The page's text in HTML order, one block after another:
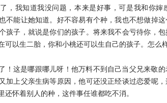
，我知道我没问题，本来是好事，可是我和你婶
不能让她知道。好不容易有个种，我也不想做掉
孩子，就说是你们的孩子。将来我不会亏待你，
可以生二胎，你和小桃还可以生自己的孩子。怎么
！这是哪跟哪儿呀！他万料不到自己当父兄来敬
加上父亲生病等原因，他可还没正经谈过恋爱呢
还怀着别人的种，这件事任谁都吃不消。